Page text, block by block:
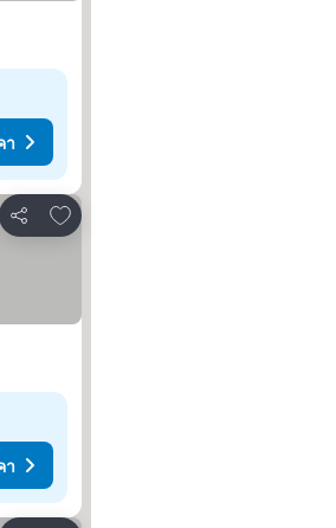
า
แชร์
เพิ่มในรายการโปรด
า